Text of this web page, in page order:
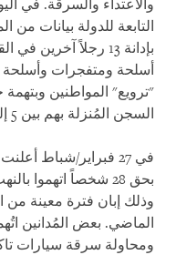
والاعتداء والسرقة. في
التابعة للدولة بيانات من
بإدانة 13 رجلاً
أسلحة ومتفجرات
"ترويع" المواطنين
السجن المُنزلة بهم بين 5 إلى 15 عاماً.
في 27 فبراير/شباط
بحق 28 شخصاً اتهموا
وذلك إبان فترة معينة من
الماضي. بعض المُدانين
ومحاولة سرقة سيارات